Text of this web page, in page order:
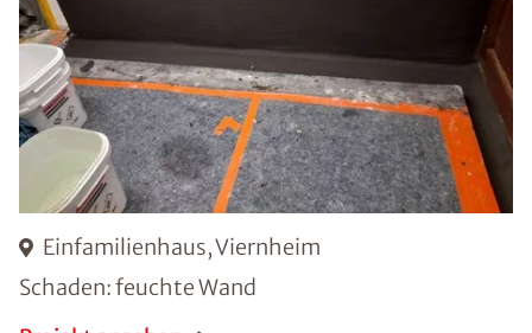
Einfamilienhaus, Viernheim
Schaden: feuchte Wand